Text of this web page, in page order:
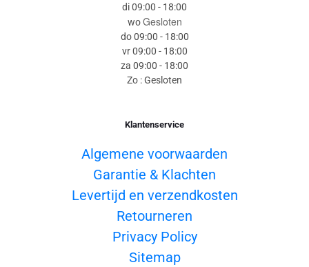
di 09:00 - 18:00
woGesloten
do 09:00 - 18:00
vr 09:00 - 18:00
za 09:00 - 18:00
Zo : Gesloten
Klantenservice
Algemene voorwaarden
Garantie & Klachten
Levertijd en verzendkosten
Retourneren
Privacy Policy
Sitemap